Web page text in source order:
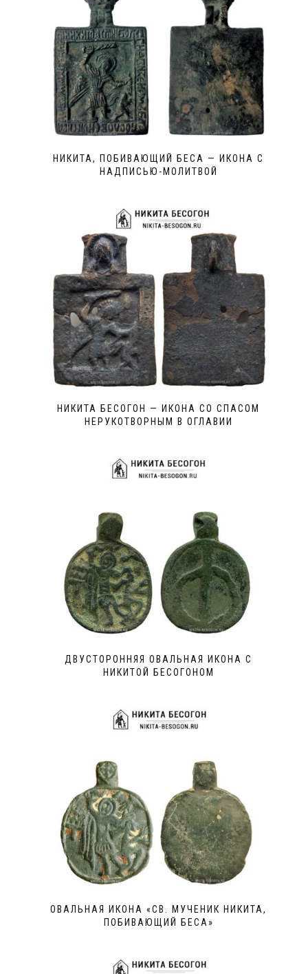
НИКИТА, ПОБИВАЮЩИЙ БЕСА — ИКОНА С
НАДПИСЬЮ-МОЛИТВОЙ
НИКИТА БЕСОГОН — ИКОНА СО СПАСОМ
НЕРУКОТВОРНЫМ В ОГЛАВИИ
ДВУСТОРОННЯЯ ОВАЛЬНАЯ ИКОНА С
НИКИТОЙ БЕСОГОНОМ
ОВАЛЬНАЯ ИКОНА «СВ. МУЧЕНИК НИКИТА,
ПОБИВАЮЩИЙ БЕСА»